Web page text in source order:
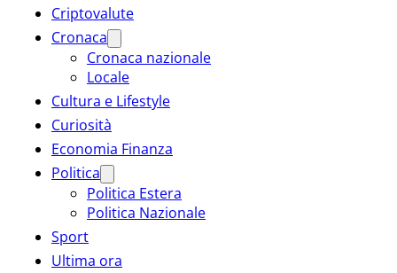
Criptovalute
Cronaca
Cronaca nazionale
Locale
Cultura e Lifestyle
Curiosità
Economia Finanza
Politica
Politica Estera
Politica Nazionale
Sport
Ultima ora